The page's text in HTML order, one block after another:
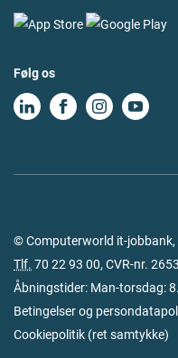
Følg os
© Computerworld it-jobbank,
Tlf. 70 22 93 00, CVR-nr.
Åbningstider: Man-torsdag:
Betingelser og
Cookiepolitik (ret samtykke)